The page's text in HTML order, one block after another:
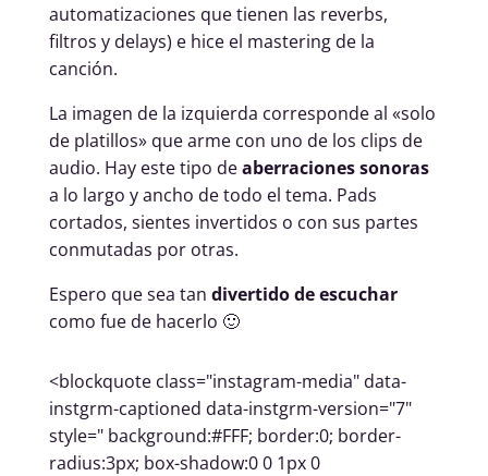
automatizaciones que tienen las reverbs,
filtros y delays) e hice el mastering de la
canción.
La imagen de la izquierda corresponde al «solo
de platillos» que arme con uno de los clips de
audio. Hay este tipo deaberraciones sonoras
a lo largo y ancho de todo el tema. Pads
cortados, sientes invertidos o con sus partes
conmutadas por otras.
Espero que sea tan divertido de escuchar
como fue de hacerlo 🙂
<blockquote class="instagram-media" data-
instgrm-captioned data-instgrm-version="7"
style=" background:#FFF; border:0; border-
radius:3px; box-shadow:0 0 1px 0